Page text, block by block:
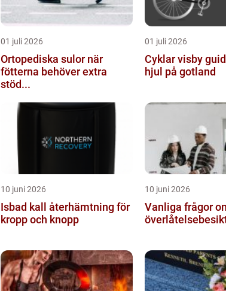
01 juli 2026
Ortopediska sulor när
fötterna behöver extra
stöd...
01 juli 2026
Cyklar visby guide till två
hjul på gotland
10 juni 2026
Isbad kall återhämtning för
kropp och knopp
10 juni 2026
Vanliga frågor